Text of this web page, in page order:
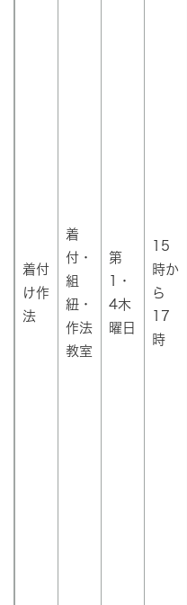
着付
け作
法
着
付・
組
紐・
作法
教室
第
1・
4木
曜日
15
時か
ら
17
時